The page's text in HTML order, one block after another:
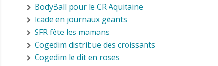
BodyBall pour le CR Aquitaine
Icade en journaux géants
SFR fête les mamans
Cogedim distribue des croissants
Cogedim le dit en roses